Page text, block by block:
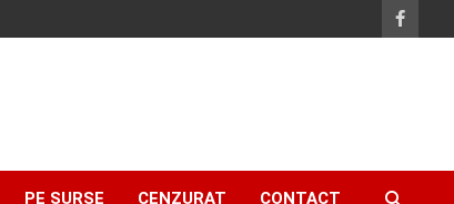
PE SURSE CENZURAT CONTACT